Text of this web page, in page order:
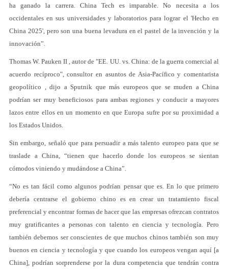
ha ganado la carrera. China Tech es imparable. No necesita a los
occidentales en sus universidades y laboratorios para lograr el 'Hecho en
China 2025', pero son una buena levadura en el pastel de la invención y la
innovación”.
Thomas W. Pauken II , autor de "EE. UU. vs. China: de la guerra comercial al
acuerdo recíproco", consultor en asuntos de Asia-Pacífico y comentarista
geopolítico , dijo a Sputnik que más europeos que se muden a China
podrían ser muy beneficiosos para ambas regiones y conducir a mayores
lazos entre ellos en un momento en que Europa sufre por su proximidad a
los Estados Unidos.
Sin embargo, señaló que para persuadir a más talento europeo para que se
traslade a China, “tienen que hacerlo donde los europeos se sientan
cómodos viniendo y mudándose a China”.
“No es tan fácil como algunos podrían pensar que es. En lo que primero
debería centrarse el gobierno chino es en crear un tratamiento fiscal
preferencial y encontrar formas de hacer que las empresas ofrezcan contratos
muy gratificantes a personas con talento en ciencia y tecnología. Pero
también debemos ser conscientes de que muchos chinos también son muy
buenos en ciencia y tecnología y que cuando los europeos vengan aquí [a
China], podrían sorprenderse por la dura competencia que tendrán contra